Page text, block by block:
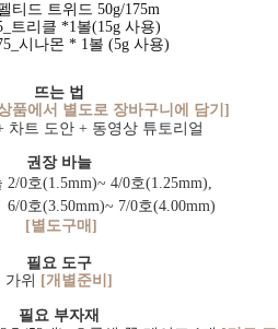
티드 트위드 50g/175m
트리클 *1볼(15g 사용)
시나몬 * 1볼 (5g 사용)
뜨는 법
품에서 별도로 장바구니에 담기]
차트 도안 + 동영상 튜토리얼
권장 바늘
0호(1.5mm)~ 4/0호(1.25mm),
0호(3.50mm)~ 7/0호(4.00mm)
[별도구매]
필요 도구
가위
[개별준비]
필요 부자재